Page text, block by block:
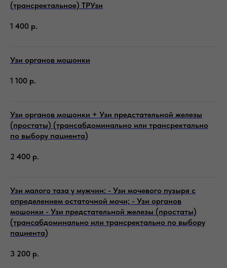
(трансректальное) ТРУзи
1 400 р.
Узи органов мошонки
1 100 р.
Узи органов мошонки + Узи предстательной железы
(простаты) (трансабдоминально или трансректально
по выбору пациента)
2 400 р.
Узи малого таза у мужчин: - Узи мочевого пузыря с
определением остаточной мочи; - Узи органов
мошонки - Узи предстательной железы (простаты)
(трансабдоминально или трансректально по выбору
пациента)
3 200 р.